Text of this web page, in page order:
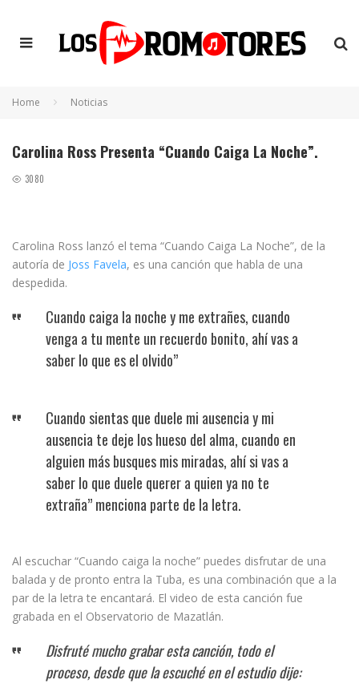
Home Noticias
Carolina Ross Presenta “Cuando Caiga La Noche”.
3080
Carolina Ross lanzó el tema “Cuando Caiga La Noche”, de la
autoría de Joss Favela, es una canción que habla de una
despedida.
Cuando caiga la noche y me extrañes, cuando
venga a tu mente un recuerdo bonito, ahí vas a
saber lo que es el olvido”
Cuando sientas que duele mi ausencia y mi
ausencia te deje los hueso del alma, cuando en
alguien más busques mis miradas, ahí si vas a
saber lo que duele querer a quien ya no te
extraña” menciona parte de la letra.
Al escuchar “Cuando caiga la noche” puedes disfrutar de una
balada y de pronto entra la Tuba, es una combinación que a la
par de la letra te encantará. El video de esta canción fue
grabada en el Observatorio de Mazatlán.
Disfruté mucho grabar esta canción, todo el
proceso, desde que la escuché en el estudio dije: